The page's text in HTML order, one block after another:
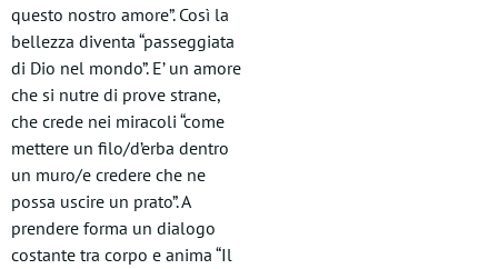
questo nostro amore”. Così la
bellezza diventa “passeggiata
di Dio nel mondo”. E’ un amore
che si nutre di prove strane,
che crede nei miracoli “come
mettere un filo/d’erba dentro
un muro/e credere che ne
possa uscire un prato”. A
prendere forma un dialogo
costante tra corpo e anima “Il